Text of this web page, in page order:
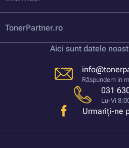
TonerPartner.ro
Aici sunt datele
Răspundem in
031
Lu-Vi
Urmariți-ne